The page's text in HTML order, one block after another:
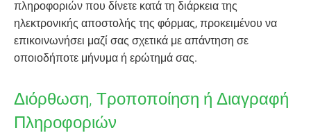
πληροφοριών που δίνετε κατά τη διάρκεια της
ηλεκτρονικής αποστολής της φόρμας, προκειμένου να
επικοινωνήσει μαζί σας σχετικά με απάντηση σε
οποιοδήποτε μήνυμα ή ερώτημά σας.
Διόρθωση, Τροποποίηση ή Διαγραφή
Πληροφοριών